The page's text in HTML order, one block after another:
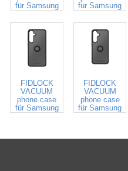
für Samsung
für Samsung
FIDLOCK
VACUUM
phone case
für Samsung
FIDLOCK
VACUUM
phone case
für Samsung